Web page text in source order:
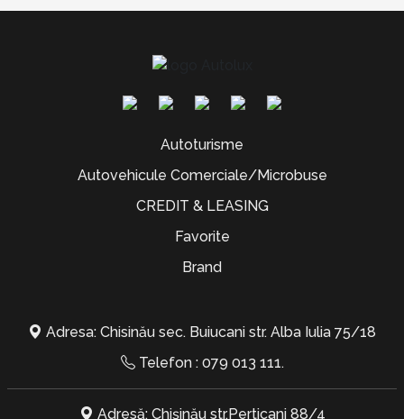
Autoturisme
Autovehicule Comerciale/Microbuse
CREDIT & LEASING
Favorite
Brand
Adresa: Chisinău sec. Buiucani str. Alba Iulia 75/18
Telefon : 079 013 111.
Adresă: Chișinău str.Perticani 88/4